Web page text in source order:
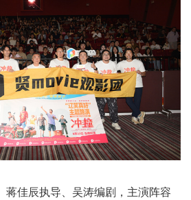
蒋佳辰执导、吴涛编剧，主演阵容